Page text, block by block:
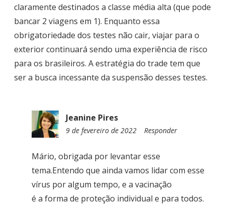
claramente destinados a classe média alta (que pode
bancar 2 viagens em 1). Enquanto essa
obrigatoriedade dos testes não cair, viajar para o
exterior continuará sendo uma experiência de risco
para os brasileiros. A estratégia do trade tem que
ser a busca incessante da suspensão desses testes.
Jeanine Pires
9 de fevereiro de 2022
1
:
4
Responder
Mário, obrigada por levantar esse
tema.Entendo que ainda vamos lidar com esse
vírus por algum tempo, e a vacinação
é a forma de proteção individual e para todos.